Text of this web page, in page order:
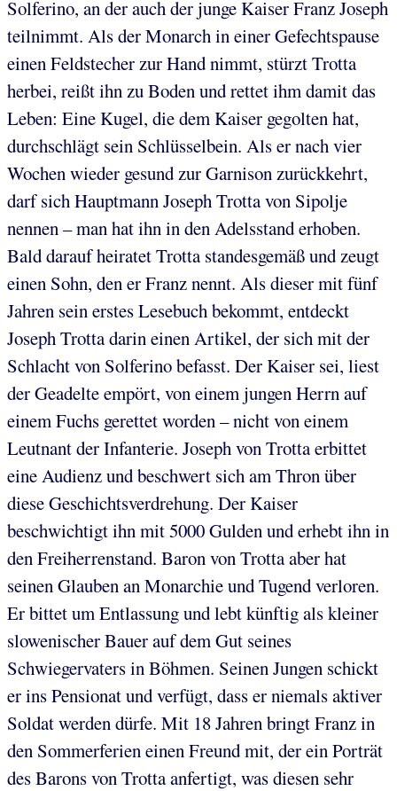
Solferino, an der auch der junge Kaiser Franz Joseph
teilnimmt. Als der Monarch in einer Gefechtspause
einen Feldstecher zur Hand nimmt, stürzt Trotta
herbei, reißt ihn zu Boden und rettet ihm damit das
Leben: Eine Kugel, die dem Kaiser gegolten hat,
durchschlägt sein Schlüsselbein. Als er nach vier
Wochen wieder gesund zur Garnison zurückkehrt,
darf sich Hauptmann Joseph Trotta von Sipolje
nennen – man hat ihn in den Adelsstand erhoben.
Bald darauf heiratet Trotta standesgemäß und zeugt
einen Sohn, den er Franz nennt. Als dieser mit fünf
Jahren sein erstes Lesebuch bekommt, entdeckt
Joseph Trotta darin einen Artikel, der sich mit der
Schlacht von Solferino befasst. Der Kaiser sei, liest
der Geadelte empört, von einem jungen Herrn auf
einem Fuchs gerettet worden – nicht von einem
Leutnant der Infanterie. Joseph von Trotta erbittet
eine Audienz und beschwert sich am Thron über
diese Geschichtsverdrehung. Der Kaiser
beschwichtigt ihn mit 5000 Gulden und erhebt ihn in
den Freiherrenstand. Baron von Trotta aber hat
seinen Glauben an Monarchie und Tugend verloren.
Er bittet um Entlassung und lebt künftig als kleiner
slowenischer Bauer auf dem Gut seines
Schwiegervaters in Böhmen. Seinen Jungen schickt
er ins Pensionat und verfügt, dass er niemals aktiver
Soldat werden dürfe. Mit 18 Jahren bringt Franz in
den Sommerferien einen Freund mit, der ein Porträt
des Barons von Trotta anfertigt, was diesen sehr